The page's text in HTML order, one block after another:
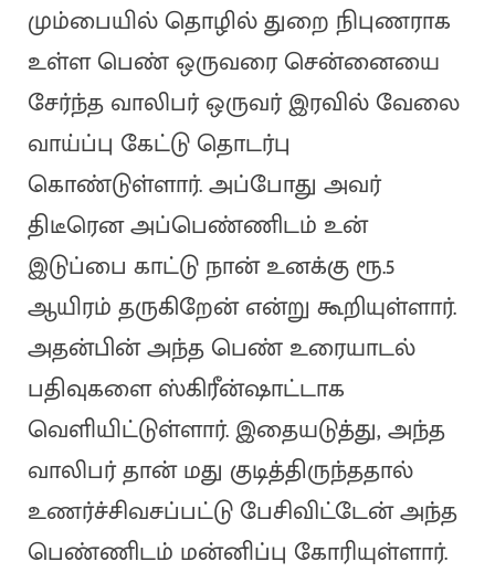
மும்பையில் தொழில் துறை நிபுணராக
உள்ள பெண் ஒருவரை சென்னையை
சேர்ந்த வாலிபர் ஒருவர் இரவில் வேலை
வாய்ப்பு கேட்டு தொடர்பு
கொண்டுள்ளார். அப்போது அவர்
திடீரென அப்பெண்ணிடம் உன்
இடுப்பை காட்டு நான் உனக்கு ரூ.5
ஆயிரம் தருகிறேன் என்று கூறியுள்ளார்.
அதன்பின் அந்த பெண் உரையாடல்
பதிவுகளை ஸ்கிரீன்ஷாட்டாக
வெளியிட்டுள்ளார். இதையடுத்து, அந்த
வாலிபர் தான் மது குடித்திருந்ததால்
உணர்ச்சிவசப்பட்டு பேசிவிட்டேன் அந்த
பெண்ணிடம் மன்னிப்பு கோரியுள்ளார்.